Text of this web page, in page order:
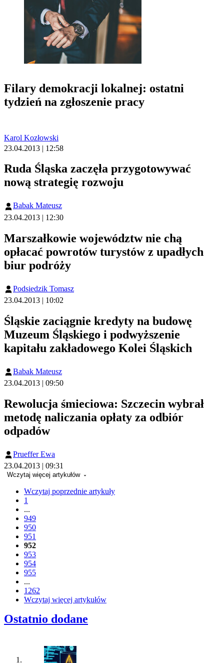
Filary demokracji lokalnej: ostatni
tydzień na zgłoszenie pracy
Karol Kozłowski
23.04.2013 | 12:58
Ruda Śląska zaczęła przygotowywać
nową strategię rozwoju
Babak Mateusz
23.04.2013 | 12:30
Marszałkowie województw nie chą
opłacać powrotów turystów z upadłych
biur podróży
Podsiedzik Tomasz
23.04.2013 | 10:02
Śląskie zaciągnie kredyty na budowę
Muzeum Śląskiego i podwyższenie
kapitału zakładowego Kolei Śląskich
Babak Mateusz
23.04.2013 | 09:50
Rewolucja śmieciowa: Szczecin wybrał
metodę naliczania opłaty za odbiór
odpadów
Prueffer Ewa
23.04.2013 | 09:31
Wczytaj więcej artykułów
Wczytaj poprzednie artykuły
1
...
949
950
951
952
953
954
955
...
1262
Wczytaj więcej artykułów
Ostatnio dodane